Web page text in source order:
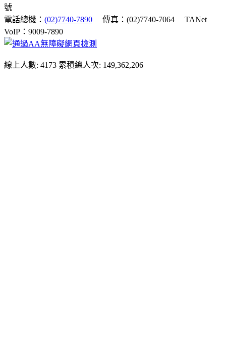
號
電話總機： (02)7740-7890 傳真：(02)7740-7064
TANet
VoIP：9009-7890
線上人數: 4173 累積總人次: 149,362,206